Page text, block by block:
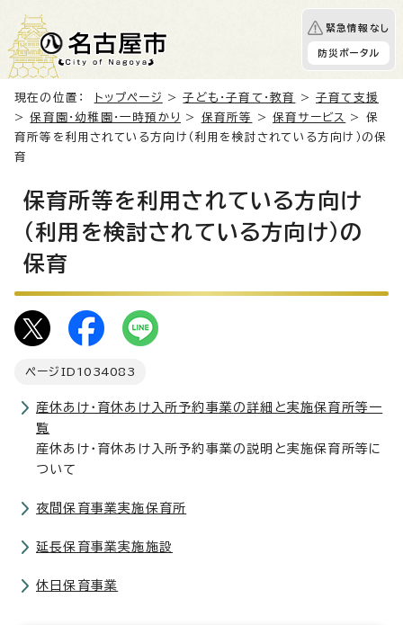
緊急情報なし
防災ポータル
現在の位置： トップページ >子ども・子育て・教育 >子育て支援
>保育園・幼稚園・一時預かり > 保育所等 >保育サービス
> 保
育所等を利用されている方向け（利用を検討されている方向け）の保
育
保育所等を利用されている方向け
（利用を検討されている方向け）の
保育
ページID 1034083
産休あけ・育休あけ入所予約事業の詳細と実施保育所等一
覧
産休あけ・育休あけ入所予約事業の説明と実施保育所等に
ついて
夜間保育事業実施保育所
延長保育事業実施施設
休日保育事業